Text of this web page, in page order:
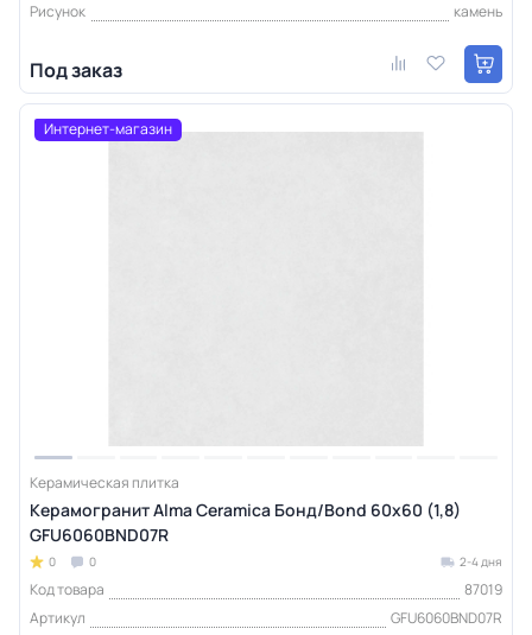
Рисунок камень
Под заказ
Интернет-магазин
Керамическая плитка
Керамогранит Alma Ceramica Бонд/Bond 60х60 (1,8)
GFU6060BND07R
0 0 2-4 дня
Код товара
87019
Артикул
GFU6060BND07R